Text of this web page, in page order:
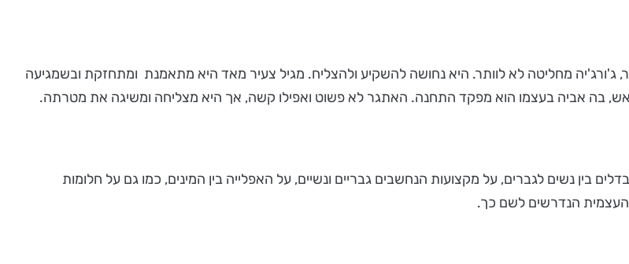
מחליטה לא לוותר. היא נחושה להשקיע ולהצליח. מגיל צעיר מאד היא מתאמנת ומתחזקת ובשמגיעה
בה אביה בעצמו הוא מפקד התחנה. האתגר לא פשוט ואפילו קשה, אך היא מצליחה ומשיגה את מטרתה.
בין נשים לגברים, על מקצועות הנחשבים גבריים ונשיים, על האפלייה בין המינים, כמו גם על חלומות
הנדרשים לשם כך.